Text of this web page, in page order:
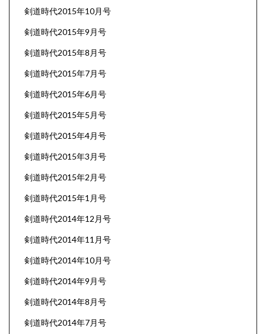
剣道時代2015年10月号
剣道時代2015年9月号
剣道時代2015年8月号
剣道時代2015年7月号
剣道時代2015年6月号
剣道時代2015年5月号
剣道時代2015年4月号
剣道時代2015年3月号
剣道時代2015年2月号
剣道時代2015年1月号
剣道時代2014年12月号
剣道時代2014年11月号
剣道時代2014年10月号
剣道時代2014年9月号
剣道時代2014年8月号
剣道時代2014年7月号